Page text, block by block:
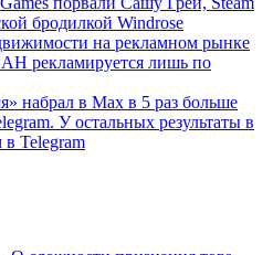
бродилкой Windrose
на рекламном рынке
рекламируется лишь по
набрал в Max в 5 раз больше
У остальных результаты в
в Telegram